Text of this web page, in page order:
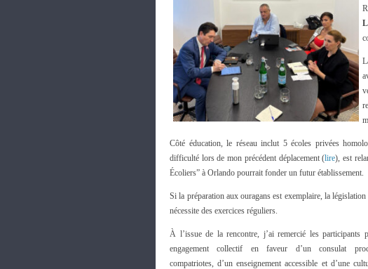
Côté éducation, le réseau inclut 5 écoles privées
difficulté lors de mon précédent déplacement (lire), est
Écoliers” à Orlando pourrait fonder un futur établissement.
Si la préparation aux ouragans est exemplaire, la
nécessite des exercices réguliers.
À l’issue de la rencontre, j’ai remercié les participants
engagement collectif en faveur d’un consulat
compatriotes, d’un enseignement accessible et d’une